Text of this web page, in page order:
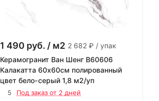
1 490 руб. / м2 2 682 ₽ / упак
Керамогранит Ван Шенг В60606
Калакатта 60х60см полированный
цвет бело-серый 1,8 м2/уп
5 Под заказ от 2 дней